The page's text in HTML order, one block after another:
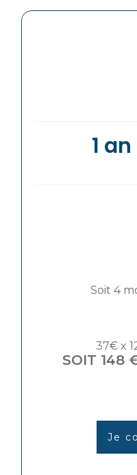
1
Soit 4
37€ x
SOIT 148
Je